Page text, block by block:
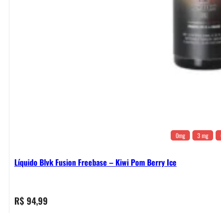
0mg 3 mg
Líquido Blvk Fusion Freebase – Kiwi Pom Berry Ice
R$94,99